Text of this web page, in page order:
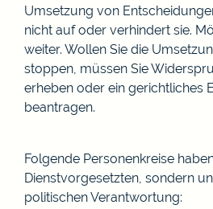
Umsetzung von
nicht auf oder verhindert sie.
weiter. Wollen Sie die
stoppen, müssen Sie
erheben oder ein gerichtliches
beantragen.
Folgende Personenkreise
Dienstvorgesetzten, sondern
politischen Verantwortung: